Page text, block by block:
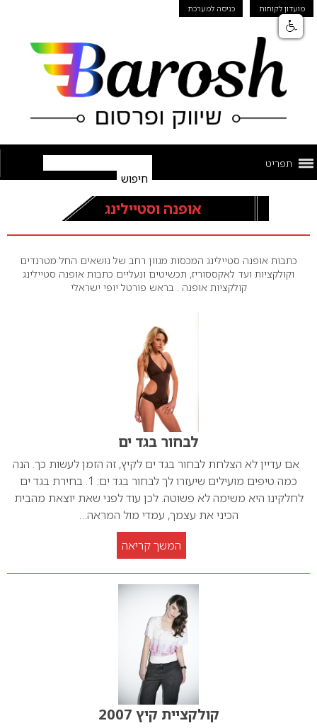
מועדון לקוחות כניסה למערכת
תפריט
אופנה וסטיילינג
כתבות אופנה סטיילינג המכסות מגוון רחב של נושאים החל מטרנדים
וקולקציות ועד לאקססוריז, תכשיטים ונעליים כתבות אופנה סטיילינג
קולקציות אופנה . בראש פורטל יופי ישראלי
לבחור בגד ים
אם עדיין לא הצלחת לבחור בגד ים לקיץ, זה הזמן לעשות כך. הנה
כמה טיפים מועילים שיעזרו לך לבחור בגד ים: 1. בחירת בגד ים
לחלקינו היא משימה לא פשוטה. לכן עוד לפני שאת יוצאת מהבית
הכיני את עצמך, עמדי מול המראה…
המשך קריאה
קולקציית קיץ 2007